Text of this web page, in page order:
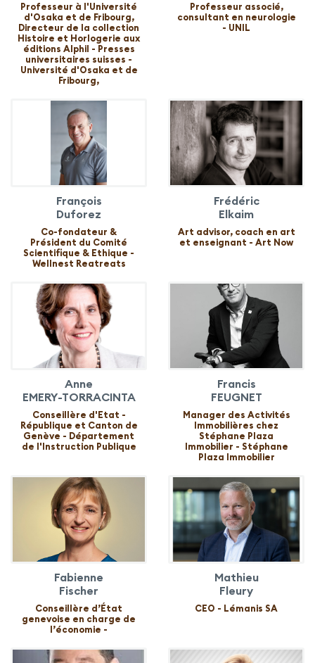
Professeur à l'Université
d'Osaka et de Fribourg,
Directeur de la collection
Histoire et Horlogerie aux
éditions Alphil - Presses
universitaires suisses -
Université d'Osaka et de
Fribourg,
Professeur associé,
consultant en neurologie
- UNIL
François
Duforez
Co-fondateur &
Président du Comité
Scientifique & Ethique -
Wellnest Reatreats
Frédéric
Elkaim
Art advisor, coach en art
et enseignant - Art Now
Anne
EMERY-TORRACINTA
Conseillère d'Etat -
République et Canton de
Genève - Département
de l'Instruction Publique
Francis
FEUGNET
Manager des Activités
Immobilières chez
Stéphane Plaza
Immobilier - Stéphane
Plaza Immobilier
Fabienne
Fischer
Conseillère d’État
genevoise en charge de
l’économie -
Mathieu
Fleury
CEO - Lémanis SA